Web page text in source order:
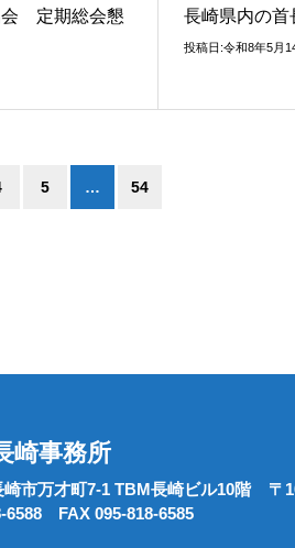
会 定期総会懇
長崎県内の首
投稿日:令和8年5月
5 … 54
崎事務所
崎市万才町7-1 TBM長崎ビル10階
6588 FAX 095-818-6585
〒